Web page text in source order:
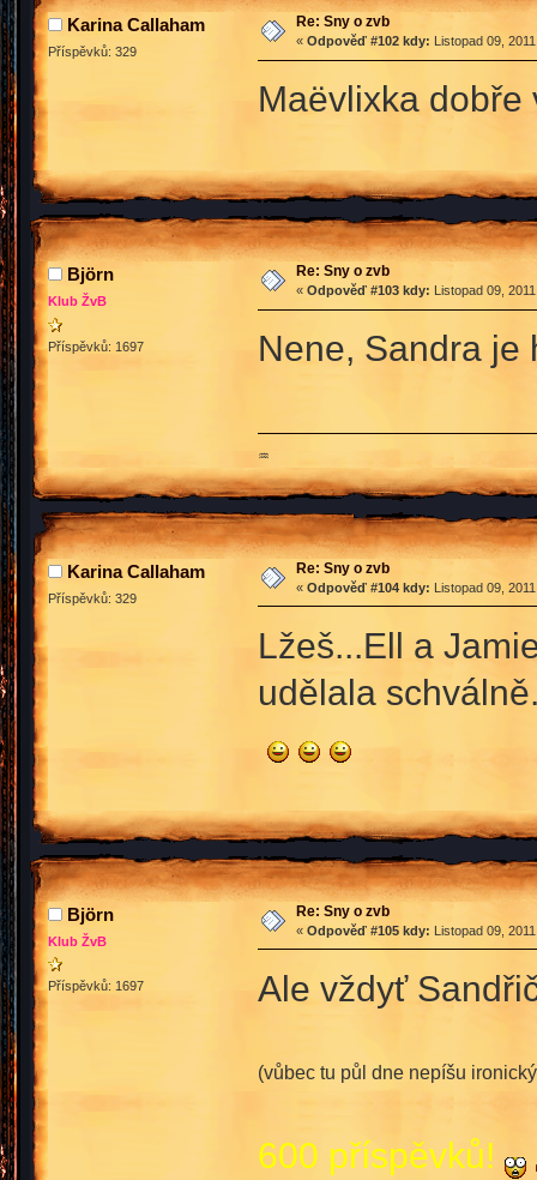
Karina Callaham
Příspěvků: 329
Re: Sny o zvb
« Odpověď #102 kdy: Listopad 09,
Maëvlixka
Björn
Klub ŽvB
Příspěvků: 1697
Re: Sny o zvb
« Odpověď #103 kdy: Listopad 09,
Nene, Sandra
♒
Karina Callaham
Příspěvků: 329
Re: Sny o zvb
« Odpověď #104 kdy: Listopad 09,
Lžeš...Ell a
udělala
Björn
Klub ŽvB
Příspěvků: 1697
Re: Sny o zvb
« Odpověď #105 kdy: Listopad 09,
Ale vždyť
(vůbec tu půl dne nepíšu
600 příspěvků!